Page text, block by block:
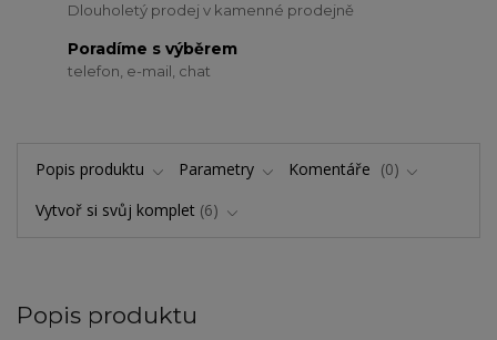
Dlouholetý prodej v kamenné prodejně
Poradíme s výběrem
telefon, e-mail, chat
Popis produktu Parametry Komentáře
0
Vytvoř si svůj komplet 6
Popis produktu